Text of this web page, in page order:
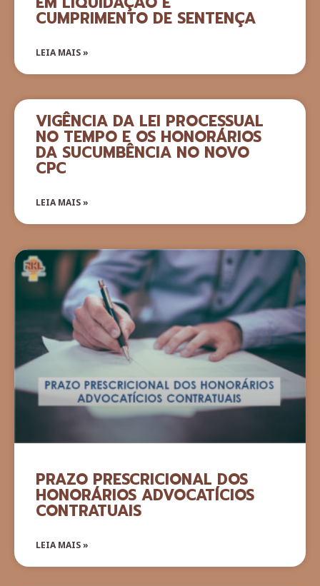
CUMPRIMENTO DE SENTENÇA
LEIA MAIS »
VIGÊNCIA DA LEI PROCESSUAL
NO TEMPO E OS HONORÁRIOS
DA SUCUMBÊNCIA NO NOVO
CPC
LEIA MAIS »
PRAZO PRESCRICIONAL DOS
HONORÁRIOS ADVOCATÍCIOS
CONTRATUAIS
LEIA MAIS »